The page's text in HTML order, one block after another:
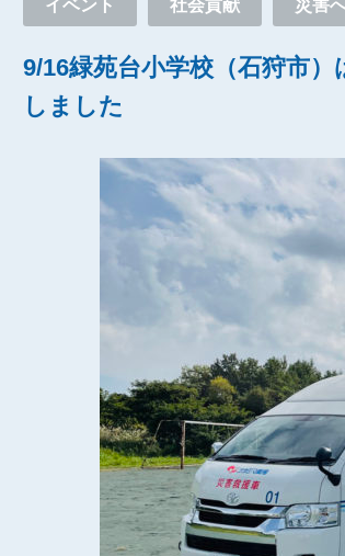
イベント 社会貢献 災害
9/16緑苑台小学校（石狩市
しました